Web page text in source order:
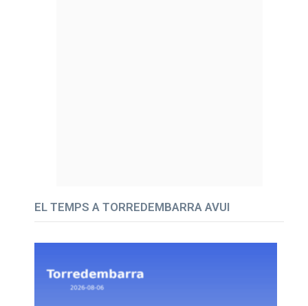
EL TEMPS A TORREDEMBARRA AVUI